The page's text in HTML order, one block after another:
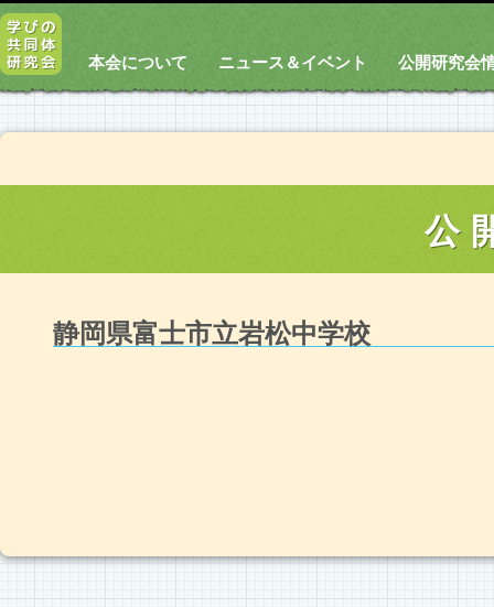
本会について ニュース＆イベント 公開研究会
公
静岡県富士市立岩松中学校